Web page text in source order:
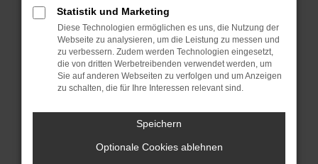
Starte dein Gerät neu.
Das kann manchmal helfen, vorübergehende
Probleme zu beheben.
Stelle sicher, dass dein Browser und dein
Betriebssystem auf dem neuesten Stand
sind.
Sicherheitsrisiko, sondern kann auch dazu
unterstützt werden.
Statistik und Marketing
Diese Technologien ermöglichen es uns, die Nutzung der
Webseite zu analysieren, um die Leistung zu messen und
zu verbessern. Zudem werden Technologien eingesetzt,
die von dritten Werbetreibenden verwendet werden, um
Sie auf anderen Webseiten zu verfolgen und um Anzeigen
zu schalten, die für Ihre Interessen relevant sind.
Speichern
Optionale Cookies ablehnen